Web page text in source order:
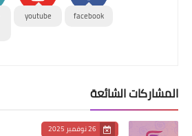
facebook
youtube
المشاركات الشائعة
26 نوفمبر 2025